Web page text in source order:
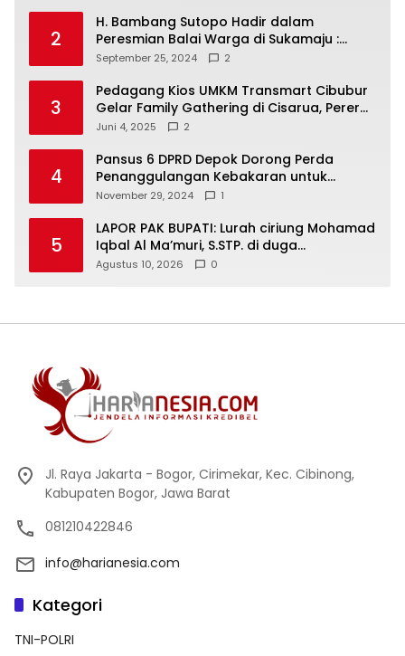
2
H. Bambang Sutopo Hadir dalam
Peresmian Balai Warga di Sukamaju :
Wadah Baru untuk Kolaborasi dan
September 25, 2024 2
3
Pedagang Kios UMKM Transmart Cibubur
Gelar Family Gathering di Cisarua, Pererat
Silaturahmi dan Kekompakan
Juni 4, 2025 2
4
Pansus 6 DPRD Depok Dorong Perda
Penanggulangan Kebakaran untuk
Keselamatan Warga
November 29, 2024 1
5
LAPOR PAK BUPATI: Lurah ciriung Mohamad
Iqbal Al Ma’muri, S.STP. di duga
mendapatkan sepecial order untuk
Agustus 10, 2026 0
Jl. Raya Jakarta - Bogor, Cirimekar, Kec. Cibinong,
Kabupaten Bogor, Jawa Barat
081210422846
info@harianesia.com
Kategori
TNI-POLRI